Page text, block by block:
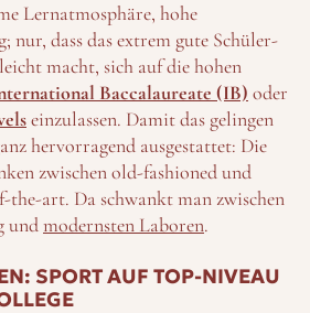
Lernatmosphäre, hohe
nur, dass das extrem gute Schüler-
macht, sich auf die hohen
Baccalaureate (IB) oder
einzulassen. Damit das gelingen
hervorragend ausgestattet: Die
zwischen old-fashioned und
the-art. Da schwankt man zwischen
undmodernsten Laboren.
SPORT AUF TOP-NIVEAU